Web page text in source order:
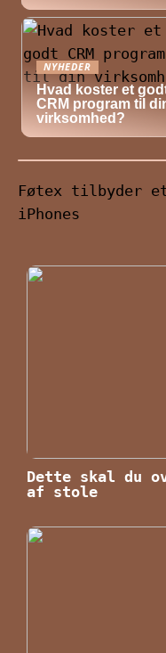
NYHEDER
Hvad koster et
CRM program til
virksomhed?
Føtex tilbyder
iPhones
Dette skal du
af stole